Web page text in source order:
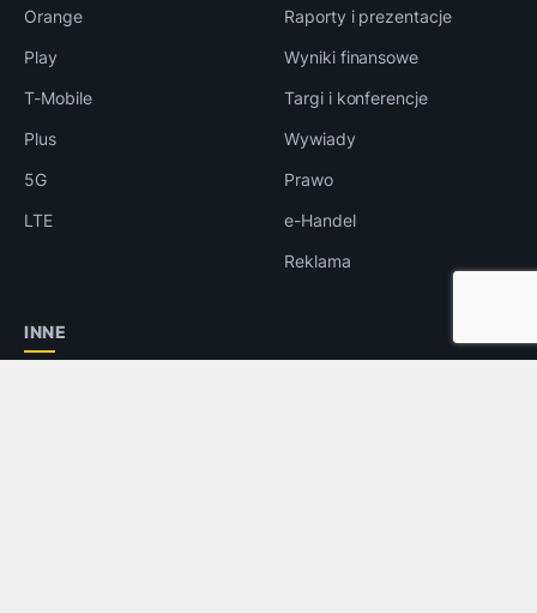
Orange
Play
T-Mobile
Plus
5G
LTE
Raporty i prezentacje
Wyniki finansowe
Targi i konferencje
Wywiady
Prawo
e-Handel
Reklama
INNE